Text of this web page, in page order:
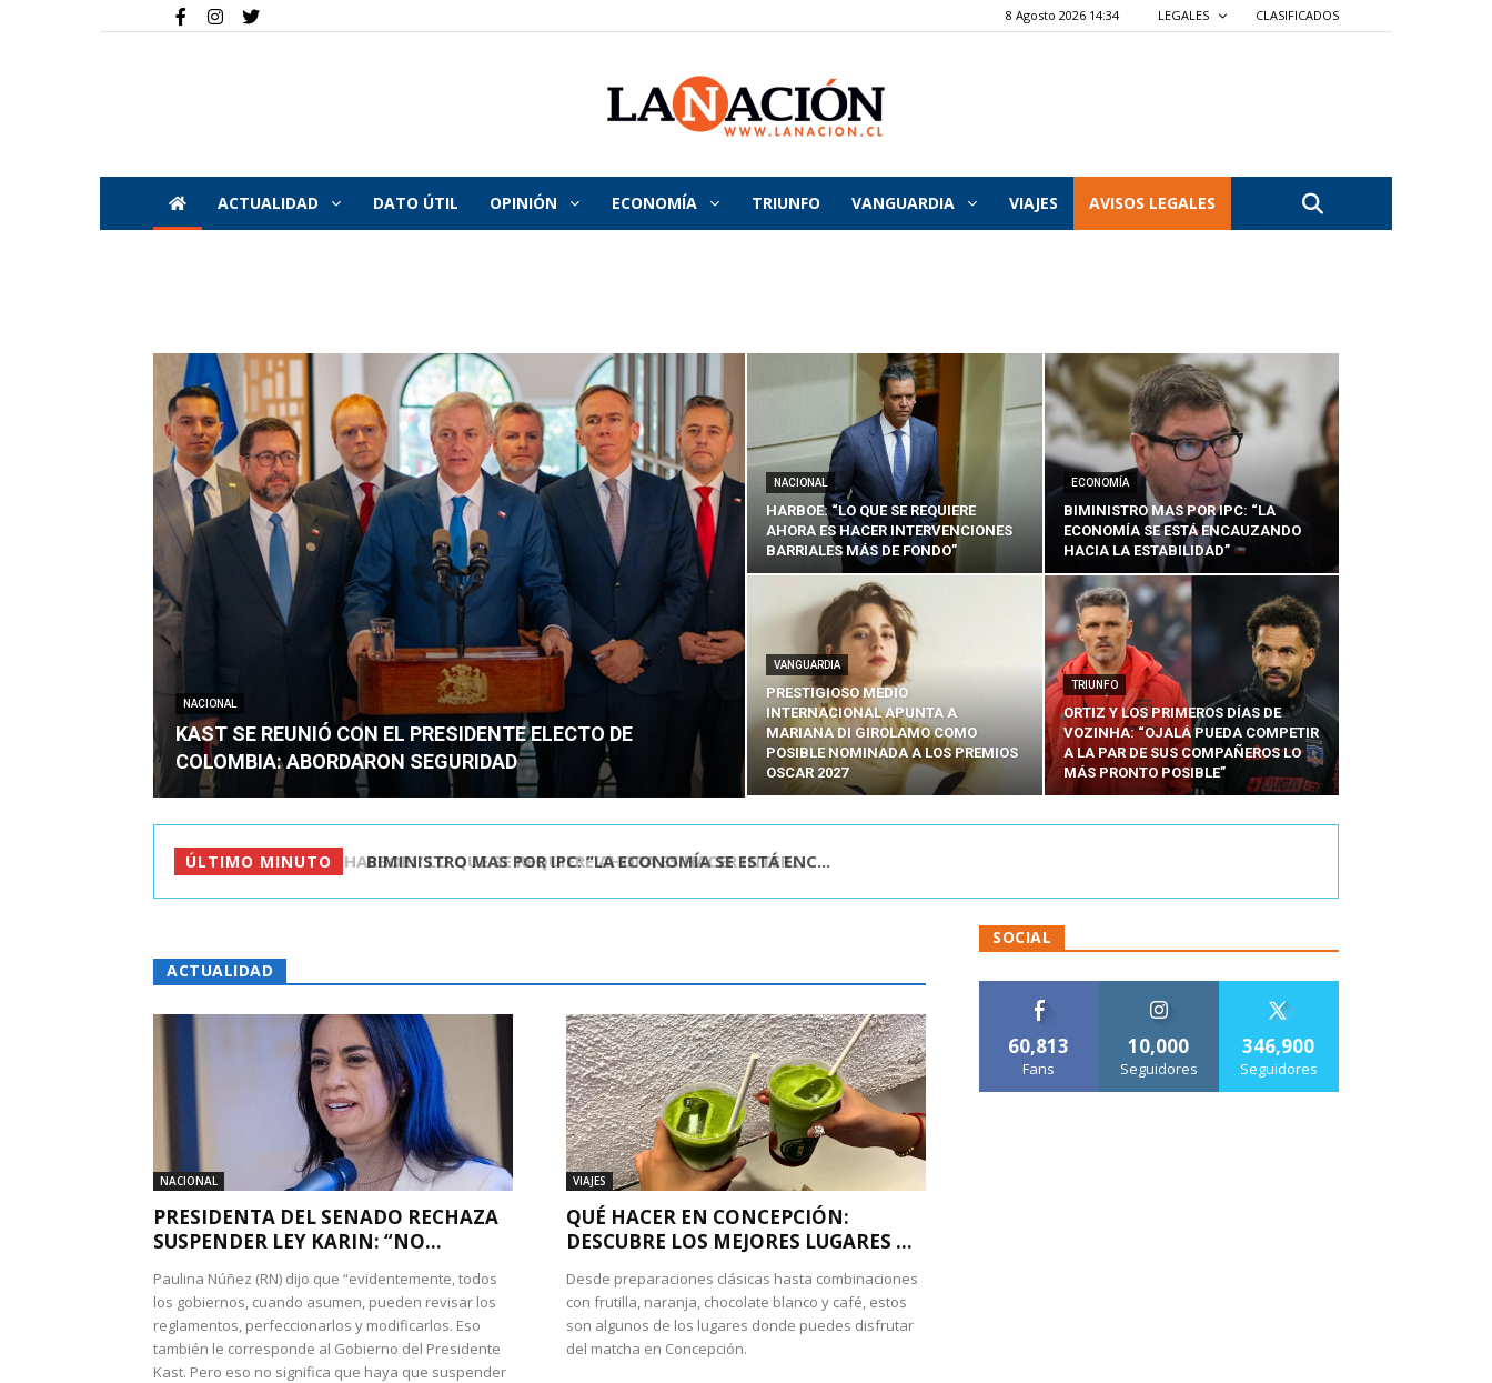
8 Agosto 2026 14:34 LEGALES CLASIFICADOS
La
Nación
ACTUALIDAD DATO ÚTIL OPINIÓN ECONOMÍA TRIUNFO VANGUARDIA VIAJES AVISOS LEGALES
NACIONAL
KAST SE REUNIÓ CON EL PRESIDENTE ELECTO DE
COLOMBIA: ABORDARON SEGURIDAD
NACIONAL
HARBOE: “LO QUE SE REQUIERE
AHORA ES HACER INTERVENCIONES
BARRIALES MÁS DE FONDO”
ECONOMÍA
BIMINISTRO MAS POR IPC: “LA
ECONOMÍA SE ESTÁ ENCAUZANDO
HACIA LA ESTABILIDAD”
VANGUARDIA
PRESTIGIOSO MEDIO
INTERNACIONAL APUNTA A
MARIANA DI GIROLAMO COMO
POSIBLE NOMINADA A LOS PREMIOS
OSCAR 2027
TRIUNFO
ORTIZ Y LOS PRIMEROS DÍAS DE
VOZINHA: “OJALÁ PUEDA COMPETIR
A LA PAR DE SUS COMPAÑEROS LO
MÁS PRONTO POSIBLE”
ÚLTIMO MINUTO BIMINISTRO MAS POR IPC: “LA ECONOMÍA SE ESTÁ ENC...
ACTUALIDAD
NACIONAL
PRESIDENTA DEL SENADO RECHAZA
SUSPENDER LEY KARIN: “NO...
Paulina Núñez (RN) dijo que “evidentemente, todos
los gobiernos, cuando asumen, pueden revisar los
reglamentos, perfeccionarlos y modificarlos. Eso
también le corresponde al Gobierno del Presidente
Kast. Pero eso no significa que haya que suspender
VIAJES
QUÉ HACER EN CONCEPCIÓN:
DESCUBRE LOS MEJORES LUGARES ...
Desde preparaciones clásicas hasta combinaciones
con frutilla, naranja, chocolate blanco y café, estos
son algunos de los lugares donde puedes disfrutar
del matcha en Concepción.
SOCIAL
60,813
Fans
10,000
Seguidores
346,900
Seguidores